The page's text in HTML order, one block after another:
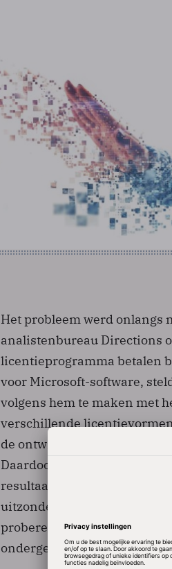
Het probleem werd onlangs
analistenbureau Directions
licentieprogramma betalen
voor Microsoft-software,
volgens hem te maken met
verschillende
de ontwikkelingen in de
Daardoor zitten er nu soms
resultaat is een verzameling
uitzonderingen dan regels.
proberen uit te knobbelen
ondergesneeuwd geraakt,